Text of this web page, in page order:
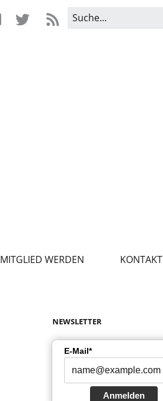
MITGLIED WERDEN KONTAKT
NEWSLETTER
E-Mail*
Anmelden